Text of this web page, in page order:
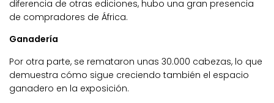
diferencia de otras ediciones, hubo una gran presencia
de compradores de África.
Ganadería
Por otra parte, se remataron unas 30.000 cabezas, lo que
demuestra cómo sigue creciendo también el espacio
ganadero en la exposición.